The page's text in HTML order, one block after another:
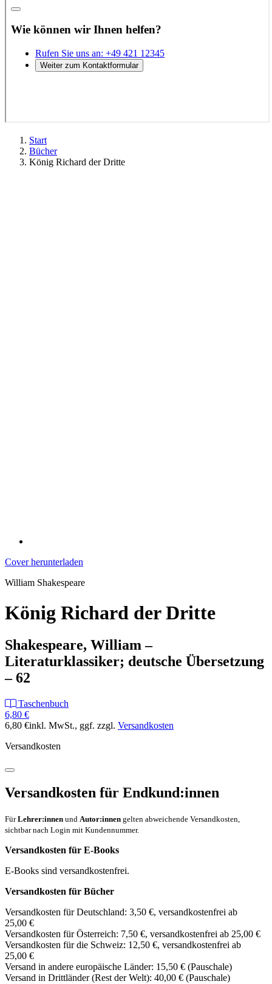
Start
Bücher
König Richard der Dritte
Cover herunterladen
William Shakespeare
König Richard der Dritte
Shakespeare, William –
Literaturklassiker; deutsche Übersetzung
– 62
Taschenbuch
6,80 €
6,80 €inkl. MwSt., ggf. zzgl. Versandkosten
Versandkosten
Versandkosten für Endkund:innen
FürLehrer:innen und Autor:innen gelten abweichende Versandkosten,
sichtbar nach Login mit Kundennummer.
Versandkosten für E-Books
E-Books sind versandkostenfrei.
Versandkosten für Bücher
Versandkosten für Deutschland: 3,50 €, versandkostenfrei ab
25,00 €
Versandkosten für Österreich: 7,50 €, versandkostenfrei ab 25,00 €
Versandkosten für die Schweiz: 12,50 €, versandkostenfrei ab
25,00 €
Versand in andere europäische Länder: 15,50 € (Pauschale)
Versand in Drittländer (Rest der Welt): 40,00 € (Pauschale)